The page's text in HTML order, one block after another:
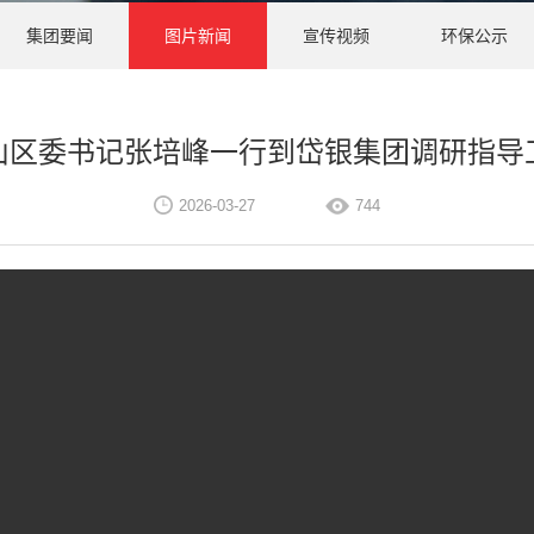
集团要闻 图片新闻 宣传视频 环保公示
区委书记张培峰一行到岱银集团调研指导
2026-03-27 744